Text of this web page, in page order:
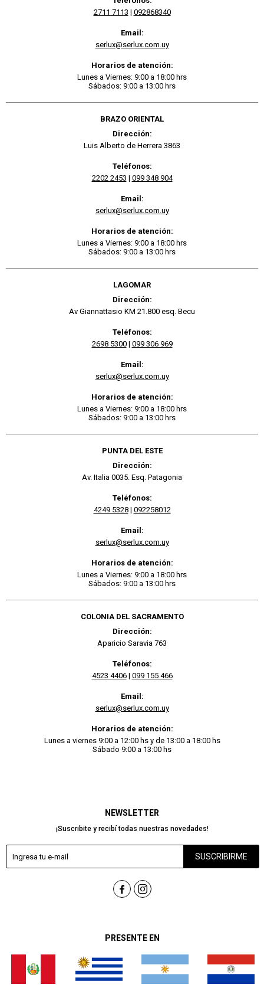
PRESENTE EN
NEWSLETTER
¡Suscribite y recibí todas nuestras novedades!
SUSCRIBIRME
 
2711 7113 | 092868340
Email:
serlux@serlux.com.uy
Horarios de atención:
Lunes a Viernes: 9:00 a 18:00 hrs
Sábados: 9:00 a 13:00 hrs
BRAZO ORIENTAL
Dirección:
Luis Alberto de Herrera 3863
Teléfonos:
2202 2453 | 099 348 904
Email:
serlux@serlux.com.uy
Horarios de atención:
Lunes a Viernes: 9:00 a 18:00 hrs
Sábados: 9:00 a 13:00 hrs
LAGOMAR
Dirección:
Av Giannattasio KM 21.800 esq. Becu
Teléfonos:
2698 5300| 099 306 969
Email:
serlux@serlux.com.uy
Horarios de atención:
Lunes a Viernes: 9:00 a 18:00 hrs
Sábados: 9:00 a 13:00 hrs
PUNTA DEL ESTE
Dirección:
Av. Italia 0035. Esq. Patagonia
Teléfonos:
4249 5328| 092258012
Email:
serlux@serlux.com.uy
Horarios de atención:
Lunes a Viernes: 9:00 a 18:00 hrs
Sábados: 9:00 a 13:00 hrs
COLONIA DEL SACRAMENTO
Dirección:
Aparicio Saravia 763
Teléfonos:
4523 4406| 099 155 466
Email:
serlux@serlux.com.uy
Horarios de atención:
Lunes a viernes 9:00 a 12:00 hs y de 13:00 a 18:00 hs
Sábado 9:00 a 13:00 hs